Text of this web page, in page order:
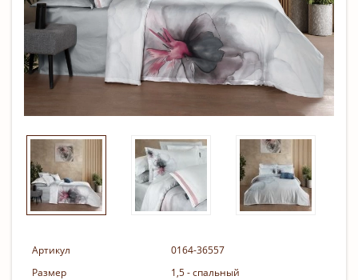
Артикул
0164-36557
Размер
1,5 - спальный